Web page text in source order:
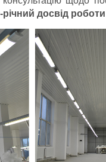
річний досвід роботи